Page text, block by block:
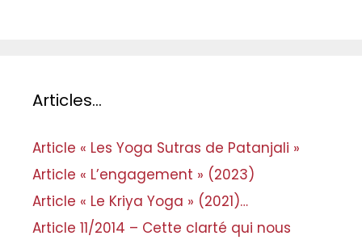
Articles…
Article « Les Yoga Sutras de Patanjali »
Article « L’engagement » (2023)
Article « Le Kriya Yoga » (2021)…
Article 11/2014 – Cette clarté qui nous